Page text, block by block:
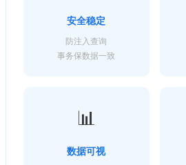
安全稳定
防注入查询
事务保数据一致
📊
数据可视